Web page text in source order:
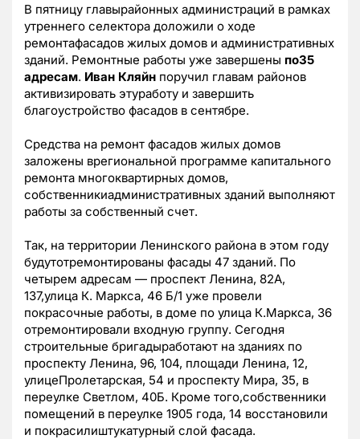
В пятницу главырайонных администраций в рамках
утреннего селектора доложили о ходе
ремонтафасадов жилых домов и административных
зданий. Ремонтные работы уже завершены по35
адресам. Иван Кляйн поручил главам районов
активизировать этуработу и завершить
благоустройство фасадов в сентябре.
Средства на ремонт фасадов жилых домов
заложены врегиональной программе капитального
ремонта многоквартирных домов,
собственникиадминистративных зданий выполняют
работы за собственный счет.
Так, на территории Ленинского района в этом году
будутотремонтированы фасады 47 зданий. По
четырем адресам — проспект Ленина, 82А,
137,улица К. Маркса, 46 Б/1 уже провели
покрасочные работы, в доме по улица К.Маркса, 36
отремонтировали входную группу. Сегодня
строительные бригадыработают на зданиях по
проспекту Ленина, 96, 104, площади Ленина, 12,
улицеПролетарская, 54 и проспекту Мира, 35, в
переулке Светлом, 40Б. Кроме того,собственники
помещений в переулке 1905 года, 14 восстановили
и покрасилиштукатурный слой фасада.